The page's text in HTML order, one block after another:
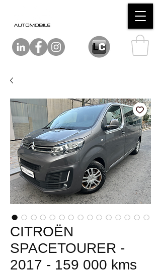
CITROËN
SPACETOURER -
2017 - 159 000 kms